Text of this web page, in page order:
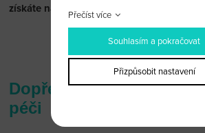
získáte na naše služby záruku.
Objednat opravu
Dopřejte vašemu auto
péči
Přečíst více
Souhlasím a pokračovat
Přizpůsobit nastavení